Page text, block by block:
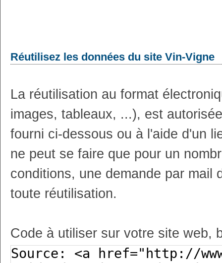
Réutilisez les données du site Vin-Vigne
La réutilisation au format
images, tableaux, ...), est
fourni ci-dessous ou à l'aide d'un
ne peut se faire que pour un
conditions, une demande par mail
toute réutilisation.
Code à utiliser sur votre site web,